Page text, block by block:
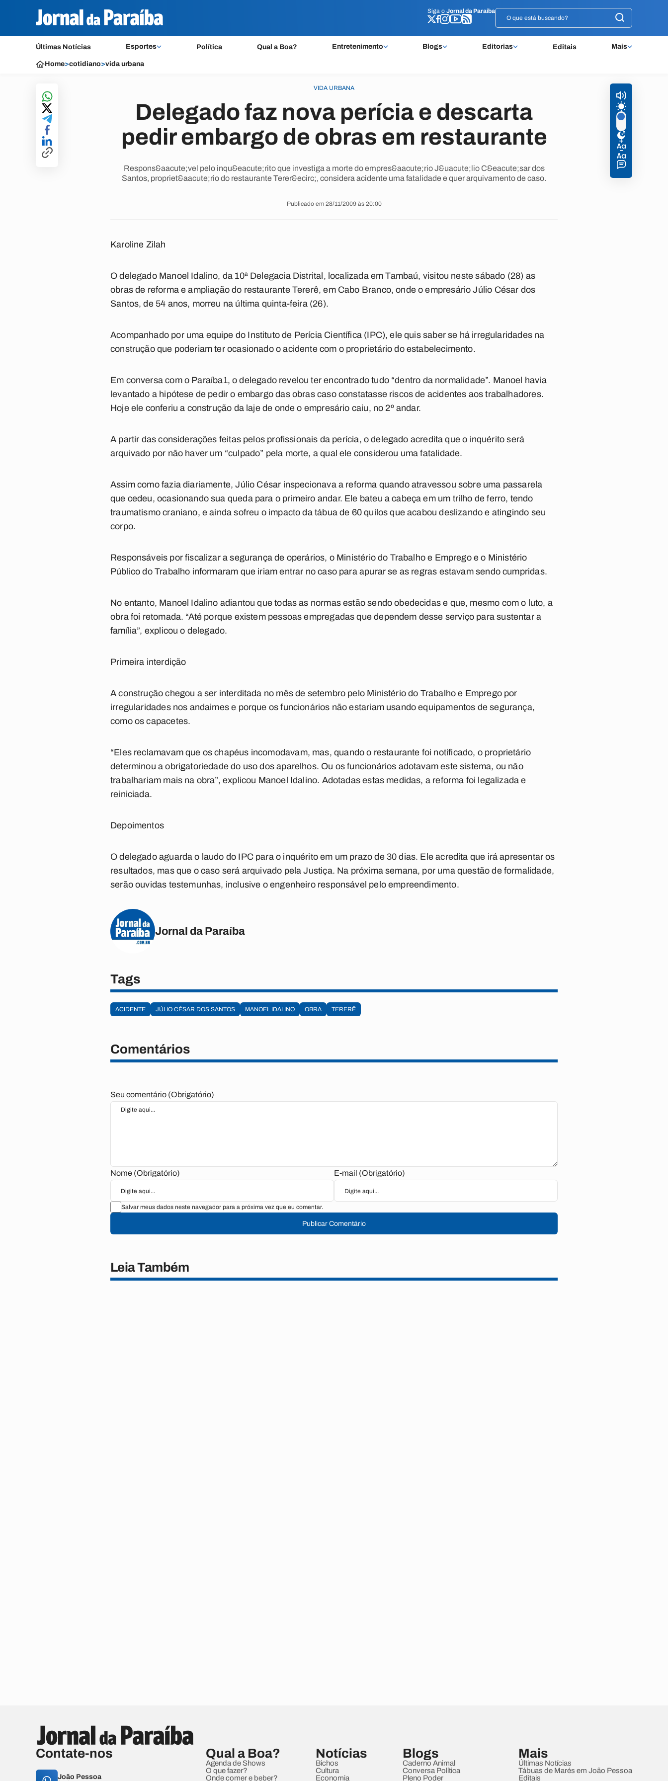
Siga o Jornal da Paraíba
Últimas Notícias Esportes Política Qual a Boa? Entretenimento Blogs Editorias Editais Mais
Siga o Jornal da Paraíba
Home>cotidiano>vida urbana
VIDA URBANA
Delegado faz nova perícia e descarta
pedir embargo de obras em restaurante
Respons&aacute;vel pelo inqu&eacute;rito que investiga a morte do empres&aacute;rio J&uacute;lio C&eacute;sar dos
Santos, propriet&aacute;rio do restaurante Terer&ecirc;, considera acidente uma fatalidade e quer arquivamento de caso.
Publicado em 28/11/2009 às 20:00
Karoline Zilah
O delegado Manoel Idalino, da 10ª Delegacia Distrital, localizada em Tambaú, visitou neste sábado (28) as
obras de reforma e ampliação do restaurante Tererê, em Cabo Branco, onde o empresário Júlio César dos
Santos, de 54 anos, morreu na última quinta-feira (26).
Acompanhado por uma equipe do Instituto de Perícia Científica (IPC), ele quis saber se há irregularidades na
construção que poderiam ter ocasionado o acidente com o proprietário do estabelecimento.
Em conversa com o Paraíba1, o delegado revelou ter encontrado tudo “dentro da normalidade”. Manoel havia
levantado a hipótese de pedir o embargo das obras caso constatasse riscos de acidentes aos trabalhadores.
Hoje ele conferiu a construção da laje de onde o empresário caiu, no 2º andar.
A partir das considerações feitas pelos profissionais da perícia, o delegado acredita que o inquérito será
arquivado por não haver um “culpado” pela morte, a qual ele considerou uma fatalidade.
Assim como fazia diariamente, Júlio César inspecionava a reforma quando atravessou sobre uma passarela
que cedeu, ocasionando sua queda para o primeiro andar. Ele bateu a cabeça em um trilho de ferro, tendo
traumatismo craniano, e ainda sofreu o impacto da tábua de 60 quilos que acabou deslizando e atingindo seu
corpo.
Responsáveis por fiscalizar a segurança de operários, o Ministério do Trabalho e Emprego e o Ministério
Público do Trabalho informaram que iriam entrar no caso para apurar se as regras estavam sendo cumpridas.
No entanto, Manoel Idalino adiantou que todas as normas estão sendo obedecidas e que, mesmo com o luto, a
obra foi retomada. “Até porque existem pessoas empregadas que dependem desse serviço para sustentar a
família”, explicou o delegado.
Primeira interdição
A construção chegou a ser interditada no mês de setembro pelo Ministério do Trabalho e Emprego por
irregularidades nos andaimes e porque os funcionários não estariam usando equipamentos de segurança,
como os capacetes.
“Eles reclamavam que os chapéus incomodavam, mas, quando o restaurante foi notificado, o proprietário
determinou a obrigatoriedade do uso dos aparelhos. Ou os funcionários adotavam este sistema, ou não
trabalhariam mais na obra”, explicou Manoel Idalino. Adotadas estas medidas, a reforma foi legalizada e
reiniciada.
Depoimentos
O delegado aguarda o laudo do IPC para o inquérito em um prazo de 30 dias. Ele acredita que irá apresentar os
resultados, mas que o caso será arquivado pela Justiça. Na próxima semana, por uma questão de formalidade,
serão ouvidas testemunhas, inclusive o engenheiro responsável pelo empreendimento.
Jornal da Paraíba
Tags
ACIDENTE JÚLIO CÉSAR DOS SANTOS MANOEL IDALINO OBRA TERERÊ
Comentários
Seu comentário (Obrigatório)
Nome (Obrigatório) E-mail (Obrigatório)
Salvar meus dados neste navegador para a próxima vez que eu comentar.
Publicar Comentário
Leia Também
Contate-nos
João Pessoa
Qual a Boa?
Agenda de Shows
O que fazer?
Onde comer e beber?
Notícias
Bichos
Cultura
Economia
Blogs
Caderno Animal
Conversa Política
Pleno Poder
Mais
Últimas Notícias
Tábuas de Marés em João Pessoa
Editais